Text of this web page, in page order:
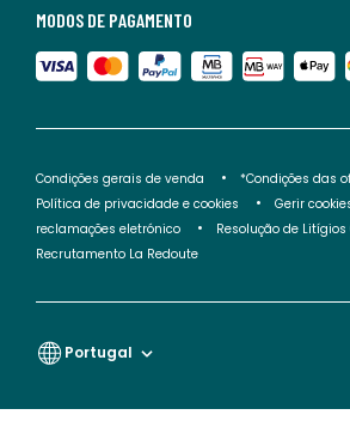
MODOS DE PAGAMENTO
Condições gerais de venda
*Condições das
Política de privacidade e cookies
Gerir
reclamações eletrónico
Resolução de Litígios
Recrutamento La Redoute
Portugal